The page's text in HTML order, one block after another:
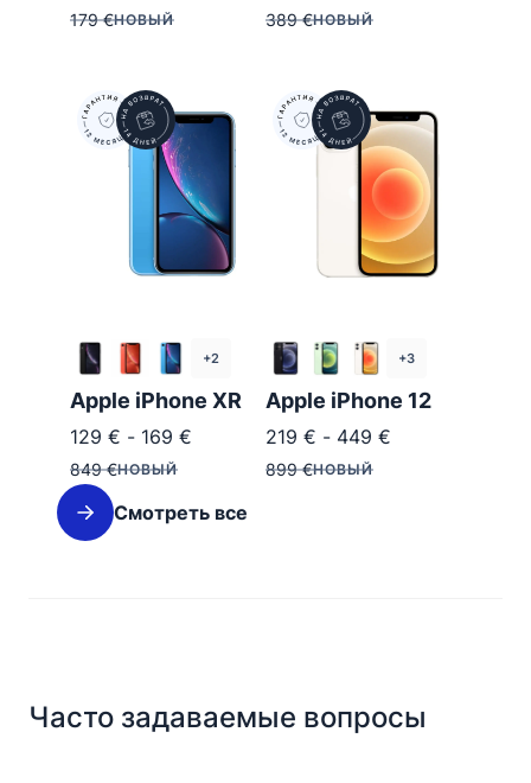
179€НОВЫЙ 389€НОВЫЙ
+2
Apple iPhone XR
129 € - 169 €
849€НОВЫЙ
+3
Apple iPhone 12
219 € - 449 €
899€НОВЫЙ
Смотреть все
Часто задаваемые вопросы